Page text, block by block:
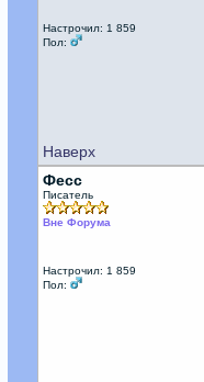
Настрочил: 1 859
Пол:
Наверх
Фесс
Писатель
Вне Форума
Настрочил: 1 859
Пол: